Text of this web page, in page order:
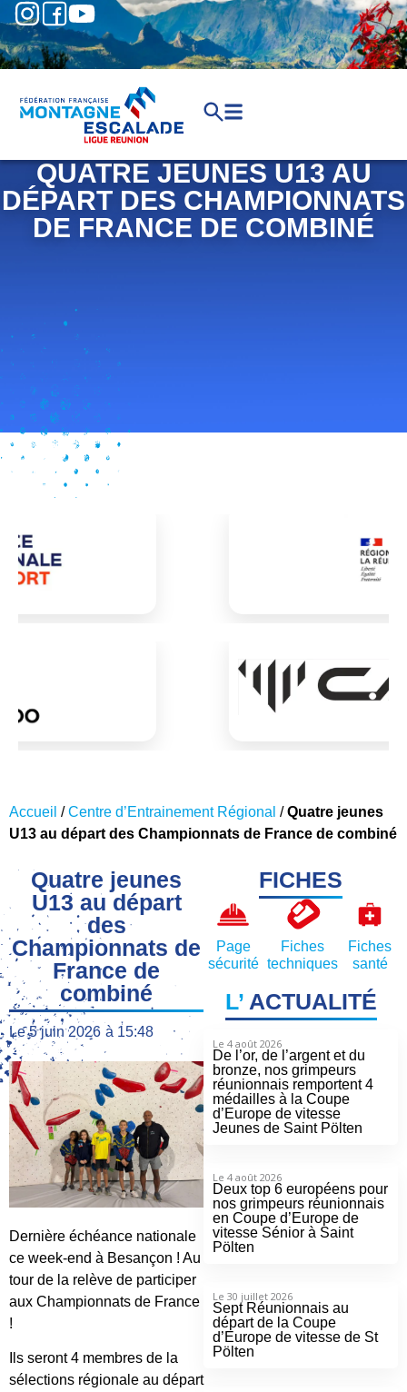
QUATRE JEUNES U13 AU
DÉPART DES CHAMPIONNATS
DE FRANCE DE COMBINÉ
Accueil /Centre d’Entrainement Régional /Quatre jeunes
U13 au départ des Championnats de France de combiné
Quatre jeunes
U13 au départ
des
Championnats de
France de
combiné
Le 5 juin 2026 à 15:48
Dernière échéance nationale
ce week-end à Besançon ! Au
tour de la relève de participer
aux Championnats de France
!
Ils seront 4 membres de la
sélections régionale au départ
FICHES
Page
sécurité
Fiches
techniques
Fiches
santé
L’ACTUALITÉ
Le 4 août 2026
De l’or, de l’argent et du
bronze, nos grimpeurs
réunionnais remportent 4
médailles à la Coupe
d’Europe de vitesse
Jeunes de Saint Pölten
Le 4 août 2026
Deux top 6 européens pour
nos grimpeurs réunionnais
en Coupe d’Europe de
vitesse Sénior à Saint
Pölten
Le 30 juillet 2026
Sept Réunionnais au
départ de la Coupe
d’Europe de vitesse de St
Pölten